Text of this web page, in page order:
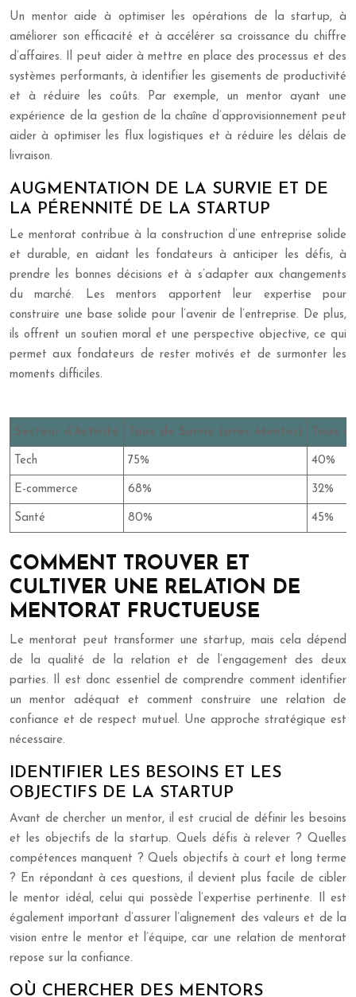
Un mentor aide à optimiser les opérations de la startup, à
améliorer son efficacité et à accélérer sa croissance du chiffre
d’affaires. Il peut aider à mettre en place des processus et des
systèmes performants, à identifier les gisements de productivité
et à réduire les coûts. Par exemple, un mentor ayant une
expérience de la gestion de la chaîne d’approvisionnement peut
aider à optimiser les flux logistiques et à réduire les délais de
livraison.
AUGMENTATION DE LA SURVIE ET DE
LA PÉRENNITÉ DE LA STARTUP
Le mentorat contribue à la construction d’une entreprise solide
et durable, en aidant les fondateurs à anticiper les défis, à
prendre les bonnes décisions et à s’adapter aux changements
du marché. Les mentors apportent leur expertise pour
construire une base solide pour l’avenir de l’entreprise. De plus,
ils offrent un soutien moral et une perspective objective, ce qui
permet aux fondateurs de rester motivés et de surmonter les
moments difficiles.
Secteur d’Activité Taux de Survie (avec Mentor)
Tech 75% 40%
E-commerce 68% 32%
Santé 80% 45%
COMMENT TROUVER ET
CULTIVER UNE RELATION DE
MENTORAT FRUCTUEUSE
Le mentorat peut transformer une startup, mais cela dépend
de la qualité de la relation et de l’engagement des deux
parties. Il est donc essentiel de comprendre comment identifier
un mentor adéquat et comment construire une relation de
confiance et de respect mutuel. Une approche stratégique est
nécessaire.
IDENTIFIER LES BESOINS ET LES
OBJECTIFS DE LA STARTUP
Avant de chercher un mentor, il est crucial de définir les besoins
et les objectifs de la startup. Quels défis à relever ? Quelles
compétences manquent ? Quels objectifs à court et long terme
? En répondant à ces questions, il devient plus facile de cibler
le mentor idéal, celui qui possède l’expertise pertinente. Il est
également important d’assurer l’alignement des valeurs et de la
vision entre le mentor et l’équipe, car une relation de mentorat
repose sur la confiance.
OÙ CHERCHER DES MENTORS